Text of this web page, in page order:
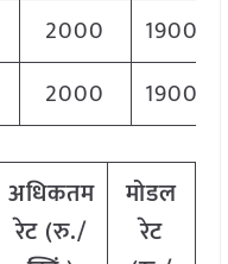
2000
1900
2000 1900
अधिकतम
रेट (रु./
मोडल
रेट